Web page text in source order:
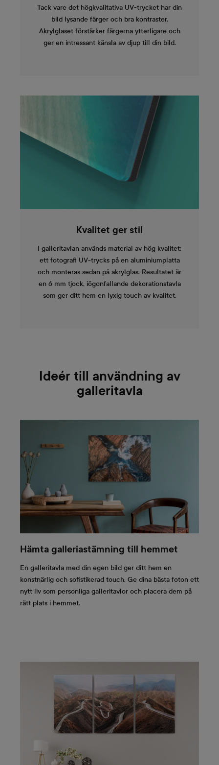
Tack vare det högkvalitativa UV-trycket har din
bild lysande färger och bra kontraster.
Akrylglaset förstärker färgerna ytterligare och
ger en intressant känsla av djup till din bild.
Kvalitet ger stil
I galleritavlan används material av hög kvalitet:
ett fotografi UV-trycks på en aluminiumplatta
och monteras sedan på akrylglas. Resultatet är
en 6 mm tjock, iögonfallande dekorationstavla
som ger ditt hem en lyxig touch av kvalitet.
Ideér till användning av
galleritavla
Hämta galleriastämning till hemmet
En galleritavla med din egen bild ger ditt hem en
konstnärlig och sofistikerad touch. Ge dina bästa foton ett
nytt liv som personliga galleritavlor och placera dem på
rätt plats i hemmet.